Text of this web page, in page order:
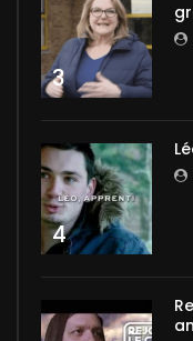
3
4